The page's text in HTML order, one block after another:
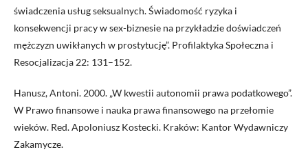
świadczenia usług seksualnych. Świadomość ryzyka i
konsekwencji pracy w sex-biznesie na przykładzie doświadczeń
mężczyzn uwikłanych w prostytucję”. Profilaktyka Społeczna i
Resocjalizacja 22: 131–152.
Hanusz, Antoni. 2000. „W kwestii autonomii prawa podatkowego”.
W Prawo finansowe i nauka prawa finansowego na przełomie
wieków. Red. Apoloniusz Kostecki. Kraków: Kantor Wydawniczy
Zakamycze.